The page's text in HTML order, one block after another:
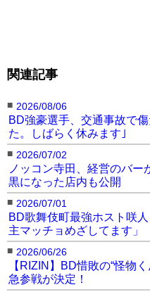
関連記事
■ 2026/08/06
BD強豪選手、交通事故で
た。しばらく休みます｣
■ 2026/07/02
ノッコン寺田、経営のバ
黒になった店内も公開
■ 2026/07/01
BD歌舞伎町最強ホスト咲
主マッチョめざしてます」
■ 2026/06/26
【RIZIN】BD惜敗の“怪物
急参戦が決定！